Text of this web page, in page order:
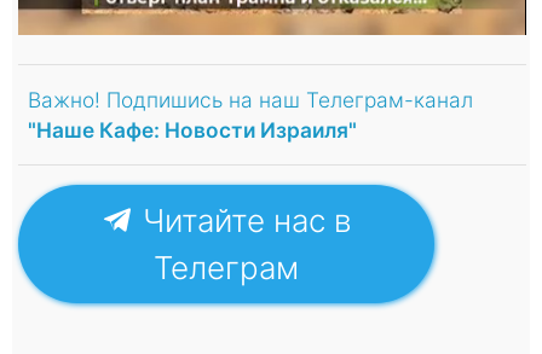
Важно! Подпишись на наш Телеграм-канал
"Наше Кафе: Новости Израиля"
Читайте нас в
Телеграм